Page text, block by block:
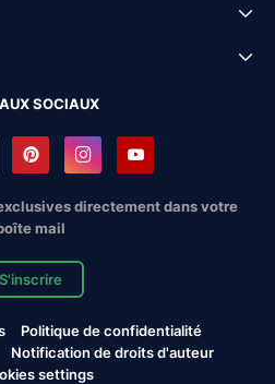
SOCIAUX
directement dans votre
mail
S'inscrire
Politique de confidentialité
Notification de droits d'auteur
settings